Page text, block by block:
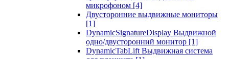
микрофоном [4]
Двусторонние выдвижные мониторы
[1]
DynamicSignatureDisplay Выдвижной
одно/двусторонний монитор [1]
DynamicTabLift Выдвижная система